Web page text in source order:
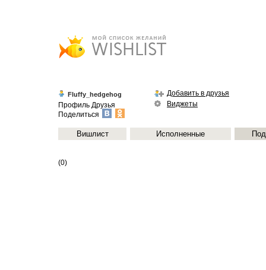
Fluffy_hedgehog
Профиль Друзья
Поделиться
Добавить в друзья
Виджеты
Вишлист Исполненные
(0)